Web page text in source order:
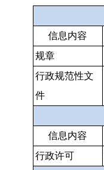
信息内容
规章
行政规范性文
件
信息内容
行政许可